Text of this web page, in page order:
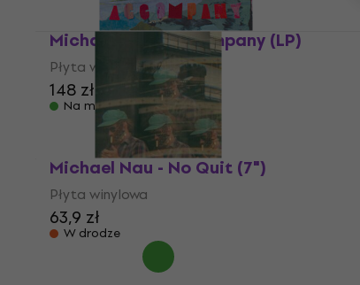
Michael Nau - Accompany (LP)
Płyta winylowa
148 zł
Na magazynie
Michael Nau - No Quit (7")
Płyta winylowa
63,9 zł
W drodze